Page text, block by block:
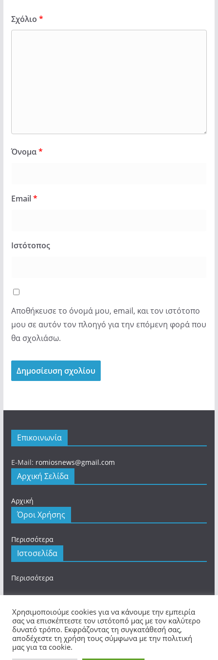
Σχόλιο *
Όνομα*
Email*
Ιστότοπος
Αποθήκευσε το όνομά μου, email, και τον ιστότοπο
μου σε αυτόν τον πλοηγό για την επόμενη φορά που
θα σχολιάσω.
Επικοινωνία
E-Mail: romiosnews@gmail.com
Αρχική Σελίδα
Αρχική
Όροι Χρήσης
Περισσότερα
Ιστοσελίδα
Περισσότερα
Πνευματικά Δικαιώματα © 2026romios.online. Τα
πνευματικά δικαιώματα προστατεύονται.
Θέμα:
Χρησιμοποιούμε cookies για να κάνουμε την εμπειρία
σας να επισκέπτεστε τον ιστότοπό μας με τον καλύτερο
δυνατό τρόπο. Εκφράζοντας τη συγκατάθεσή σας,
αποδέχεστε τη χρήση τους σύμφωνα με την πολιτική
μας για τα cookie.